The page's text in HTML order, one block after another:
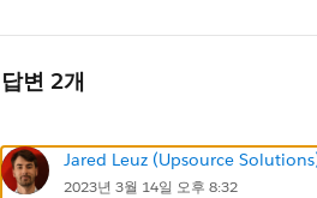
0.78, the display value is 78.00%
답변 2개
Jared Leuz (Upsource
2023년 3월 14일 오후 8:32